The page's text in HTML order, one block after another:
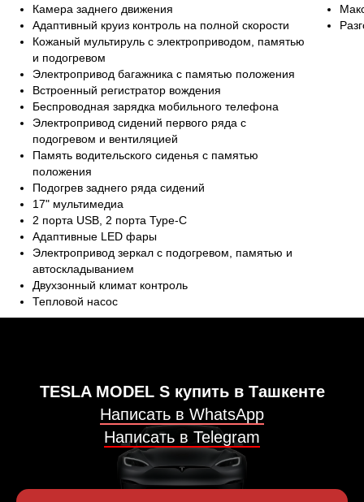
Камера заднего движения
Адаптивный круиз контроль на полной скорости
Кожаный мультируль с электроприводом, памятью
и подогревом
Электропривод багажника с памятью положения
Встроенный регистратор вождения
Беспроводная зарядка мобильного телефона
Электропривод сидений первого ряда с
подогревом и вентиляцией
Память водительского сиденья с памятью
положения
Подогрев заднего ряда сидений
17" мультимедиа
2 порта USB, 2 порта Type-C
Адаптивные LED фары
Электропривод зеркал с подогревом, памятью и
автоскладыванием
Двухзонный климат контроль
Тепловой насос
TESLA MODEL S купить в Ташкенте
Написать в WhatsApp
Написать в Telegram